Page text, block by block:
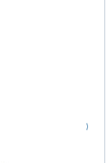
(186)